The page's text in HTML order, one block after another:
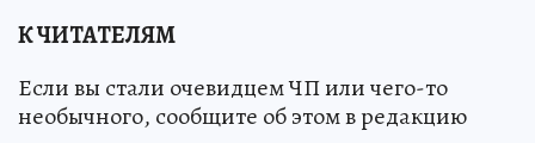
К ЧИТАТЕЛЯМ
Если вы стали очевидцем ЧП или чего-то
необычного, сообщите об этом в редакцию